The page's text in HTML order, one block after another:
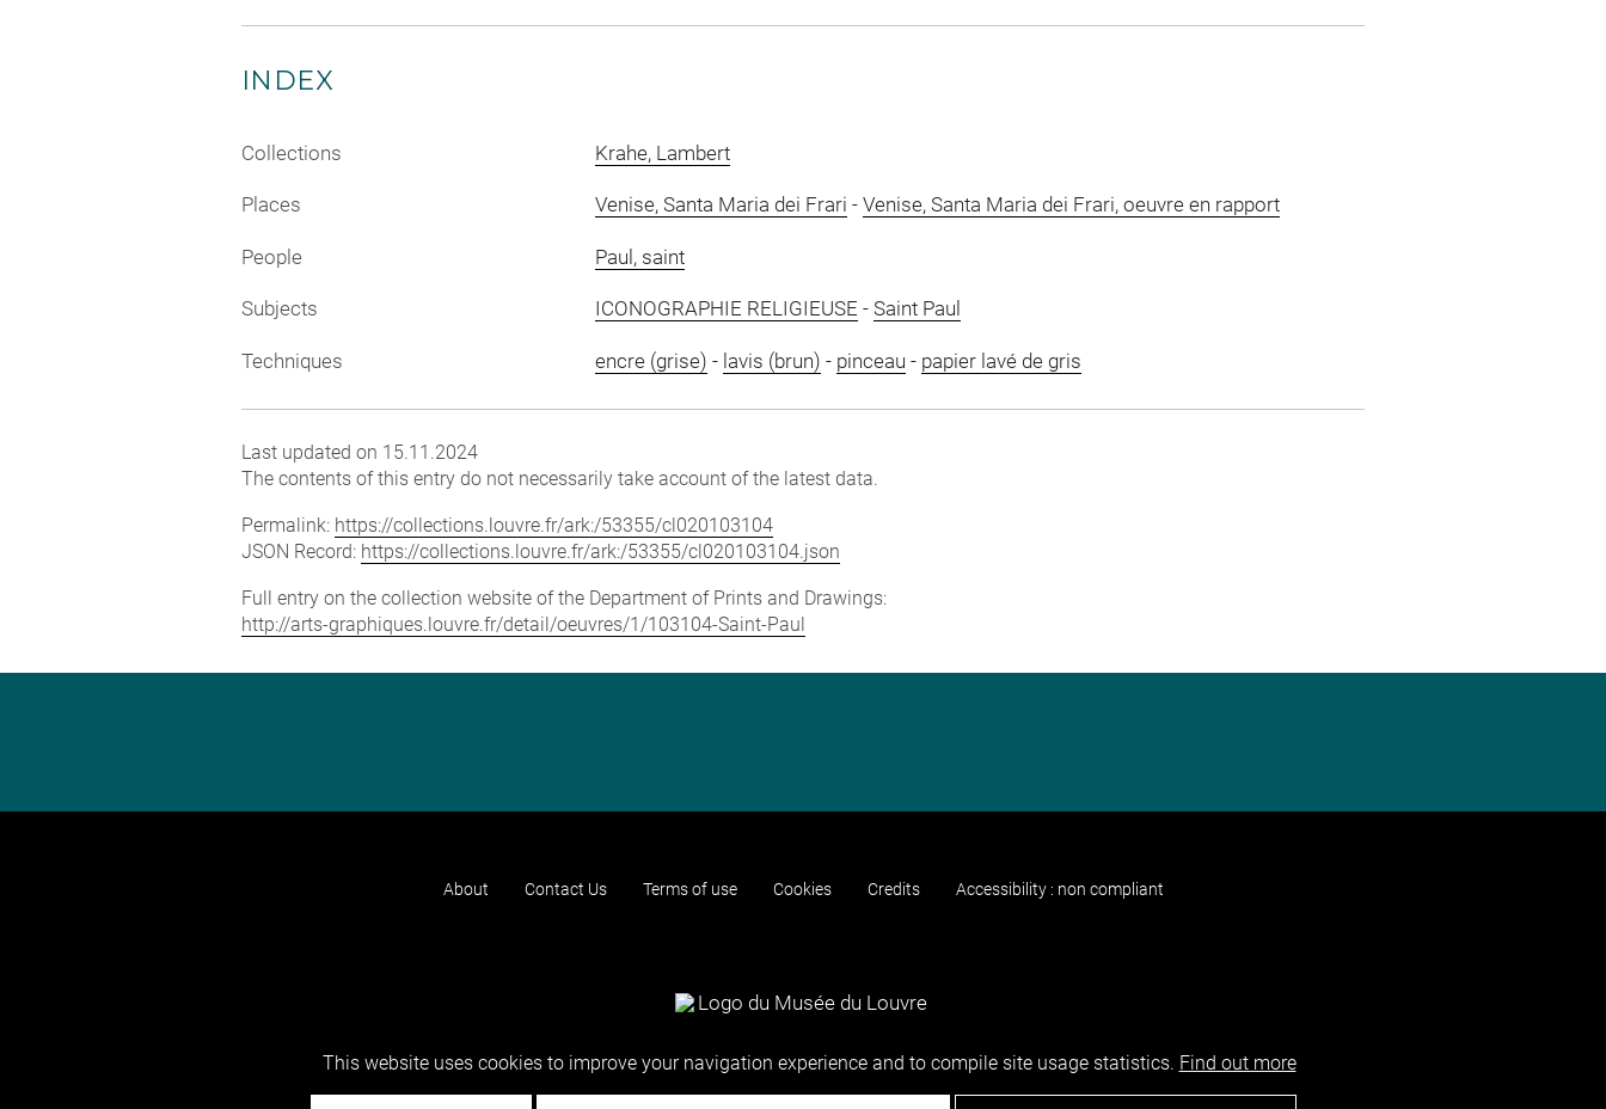
INDEX
Collections Krahe, Lambert
Places Venise, Santa Maria dei Frari - Venise, Santa Maria dei Frari, oeuvre en rapport
People Paul, saint
Subjects ICONOGRAPHIE RELIGIEUSE - Saint Paul
Techniques encre (grise) - lavis (brun) - pinceau - papier lavé de gris
Last updated on 15.11.2024
The contents of this entry do not necessarily take account of the latest data.
Permalink: https://collections.louvre.fr/ark:/53355/cl020103104
JSON Record: https://collections.louvre.fr/ark:/53355/cl020103104.json
Full entry on the collection website of the Department of Prints and Drawings:
http://arts-graphiques.louvre.fr/detail/oeuvres/1/103104-Saint-Paul
About Contact Us Terms of use Cookies Credits Accessibility : non compliant
This website uses cookies to improve your navigation experience and to compile site usage statistics. Find out more